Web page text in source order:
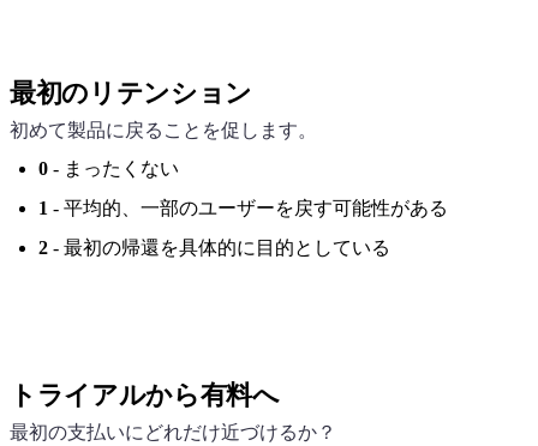
最初のリテンション
初めて製品に戻ることを促します。
0 - まったくない
1 - 平均的、一部のユーザーを戻す可能性がある
2 - 最初の帰還を具体的に目的としている
トライアルから有料へ
最初の支払いにどれだけ近づけるか？